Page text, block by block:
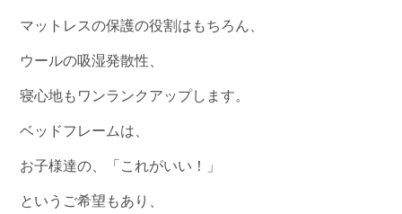
マットレスの保護の役割はもちろん、
ウールの吸湿発散性、
寝心地もワンランクアップします。
ベッドフレームは、
お子様達の、「これがいい！」
というご希望もあり、